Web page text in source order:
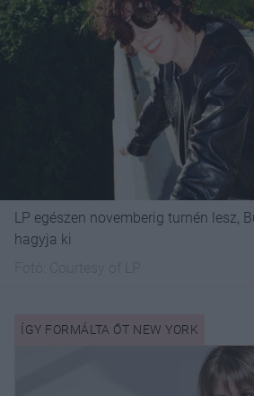
LP egészen novemberig turnén lesz,
hagyja ki